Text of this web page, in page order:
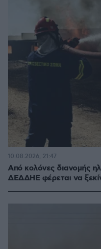
Από κολόνες διανομής
ΔΕΔΔΗΕ φέρεται να
10.08.2026, 21:47